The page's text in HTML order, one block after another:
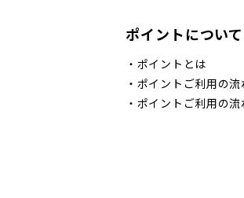
ポイントについて
・ ポイントとは
・ ポイントご利用の流
・ ポイントご利用の流